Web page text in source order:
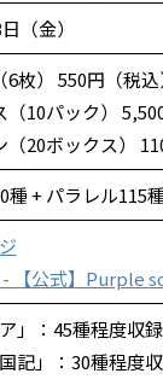
（金）
6枚） 550円（税
（10パック）
（20ボックス）
種 + パラレル115
【公式】Purple
」：45種程度収
記」：30種程度